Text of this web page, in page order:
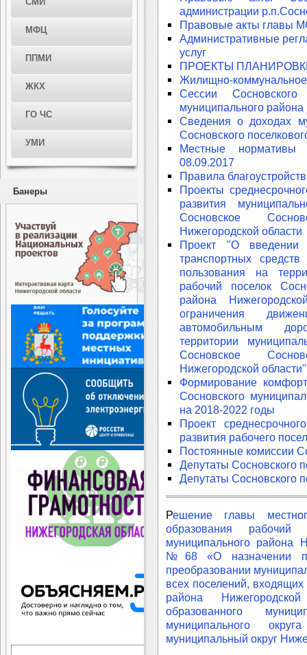
МФЦ
ППМИ
ЖКХ
ГО ЧС
УМИ
Банеры
администрации
Правовые акты главы
Административные
услуг
ПРОЕКТЫ
Жилищно-коммунальное
Сессии Сосновского
муниципального
Сведения о доходах
Сосновского
Местные нормативы
08.09.2017
Правила
Проекты
развития
Сосновское
Нижегородской области
Проект "О введении
транспортных
пользования на
рабочий поселок
района
ограничения
автомобильным
территории
Сосновское
Нижегородской области"
Формирование
Сосновского
на 2018-2022 годы
Проект
развития рабочего
Постоянные комиссии
Депутаты Сосновского
Депутаты Сосновского
Решение главы
образования рабочий
муниципального района
№68 «О назначении
преобразовании
всех поселений,
района
образованного
муниципального
муниципальный округ